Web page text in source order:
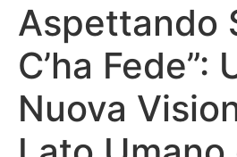
Aspettando
C’ha Fede”:
Nuova